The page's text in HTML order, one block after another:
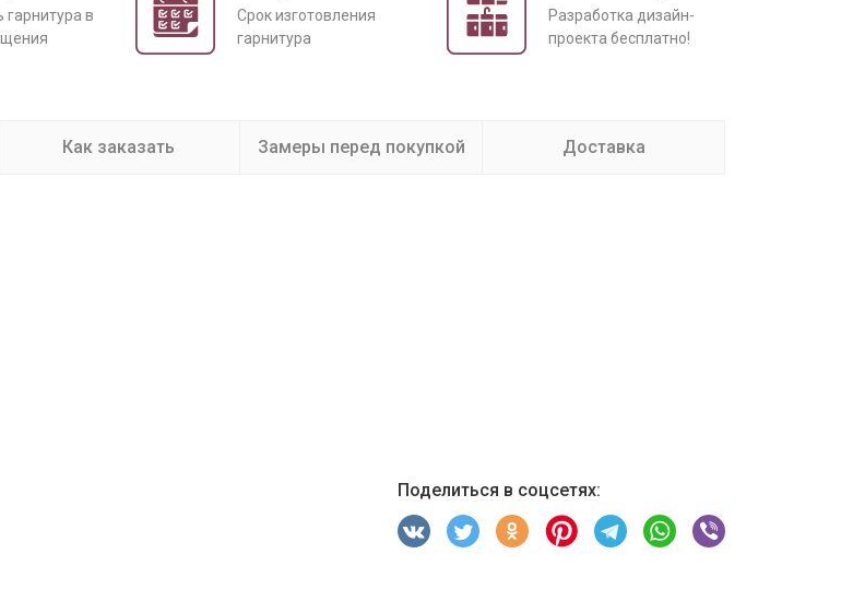
гарнитура в
Срок изготовления
гарнитура
Разработка дизайн-
проекта бесплатно!
Как заказать Замеры перед покупкой Доставка
Поделиться в соцсетях: